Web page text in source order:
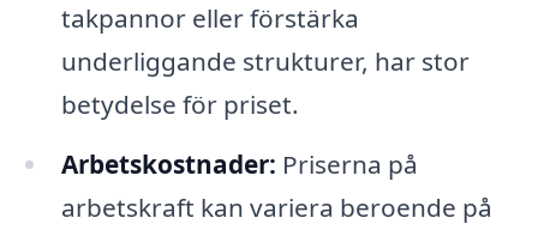
takpannor eller förstärka
underliggande strukturer, har stor
betydelse för priset.
Arbetskostnader: Priserna på
arbetskraft kan variera beroende på